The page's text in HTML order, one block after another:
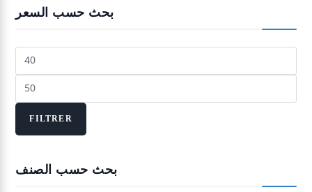
بحث حسب السعر
Prix
min
Prix
max
FILTRER
بحث حسب الصنف